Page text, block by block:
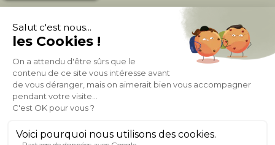
Expéditionen
24/72h
Appel gratuit
0 20 88 04 14